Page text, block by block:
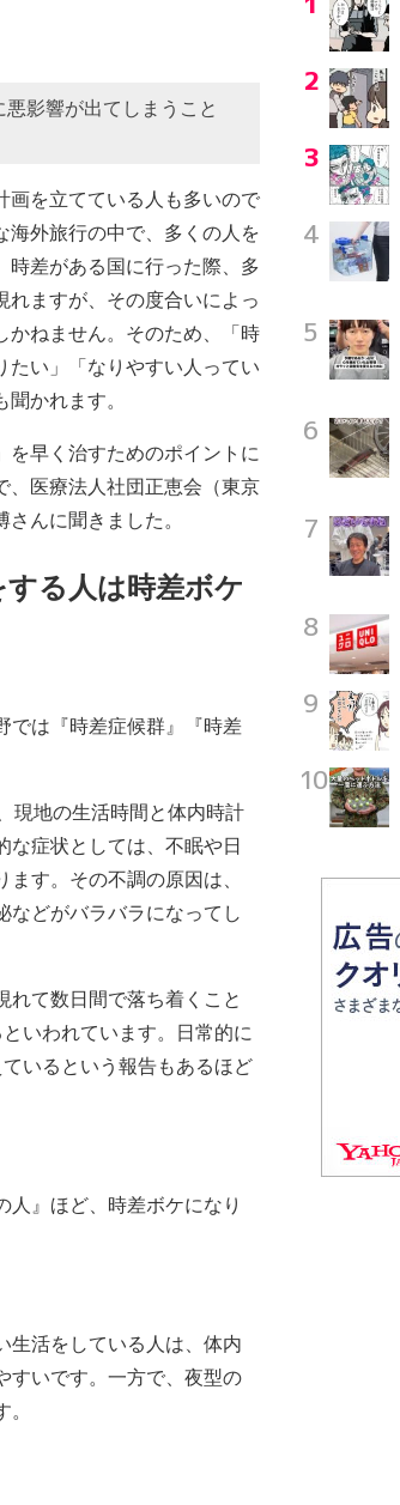
影響が出てしまうこと
を立てている人も多いので
海外旅行の中で、多くの人を
時差がある国に行った際、多
れますが、その度合いによっ
かねません。そのため、「時
たい」「なりやすい人ってい
かれます。
早く治すためのポイントに
、医療法人社団正恵会（東京
んに聞きました。
する人は時差ボケ
では『時差症候群』『時差
現地の生活時間と体内時計
な症状としては、不眠や日
す。その不調の原因は、
などがバラバラになってし
れて数日間で落ち着くこと
いわれています。日常的に
いるという報告もあるほど
』ほど、時差ボケになり
生活をしている人は、体内
すいです。一方で、夜型の